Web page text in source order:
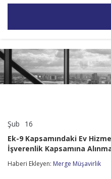
Şub 16
Kapsamındaki
Ev
İşyerlerinin
Ek-9 Kapsamındaki Ev
İşverenlik Kapsamına
Haberi Ekleyen: Merge Müşavirlik